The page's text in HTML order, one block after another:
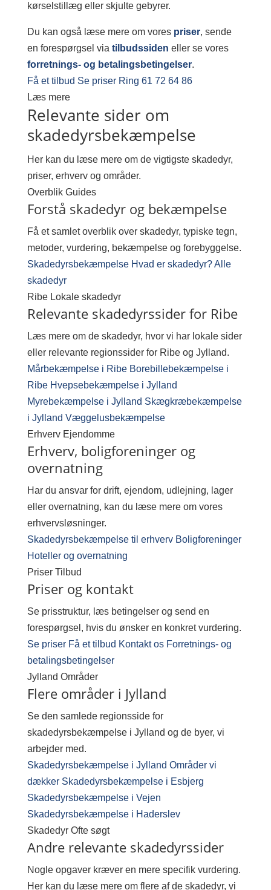
kørselstillæg eller skjulte gebyrer.
Du kan også læse mere om vores priser, sende
en forespørgsel via tilbudssiden eller se vores
forretnings- og betalingsbetingelser.
Få et tilbud Se priser Ring 61 72 64 86
Læs mere
Relevante sider om
skadedyrsbekæmpelse
Her kan du læse mere om de vigtigste skadedyr,
priser, erhverv og områder.
Overblik Guides
Forstå skadedyr og bekæmpelse
Få et samlet overblik over skadedyr, typiske tegn,
metoder, vurdering, bekæmpelse og forebyggelse.
Skadedyrsbekæmpelse Hvad er skadedyr?Alle
skadedyr
Ribe Lokale skadedyr
Relevante skadedyrssider for Ribe
Læs mere om de skadedyr, hvor vi har lokale sider
eller relevante regionssider for Ribe og Jylland.
Mårbekæmpelse i Ribe Borebillebekæmpelse i
Ribe Hvepsebekæmpelse i Jylland
Myrebekæmpelse i Jylland Skægkræbekæmpelse
i Jylland Væggelusbekæmpelse
Erhverv Ejendomme
Erhverv, boligforeninger og
overnatning
Har du ansvar for drift, ejendom, udlejning, lager
eller overnatning, kan du læse mere om vores
erhvervsløsninger.
Skadedyrsbekæmpelse til erhverv Boligforeninger
Hoteller og overnatning
Priser Tilbud
Priser og kontakt
Se prisstruktur, læs betingelser og send en
forespørgsel, hvis du ønsker en konkret vurdering.
Se priser Få et tilbud Kontakt os Forretnings- og
betalingsbetingelser
Jylland Områder
Flere områder i Jylland
Se den samlede regionsside for
skadedyrsbekæmpelse i Jylland og de byer, vi
arbejder med.
Skadedyrsbekæmpelse i Jylland Områder vi
dækker Skadedyrsbekæmpelse i Esbjerg
Skadedyrsbekæmpelse i Vejen
Skadedyrsbekæmpelse i Haderslev
Skadedyr Ofte søgt
Andre relevante skadedyrssider
Nogle opgaver kræver en mere specifik vurdering.
Her kan du læse mere om flere af de skadedyr, vi